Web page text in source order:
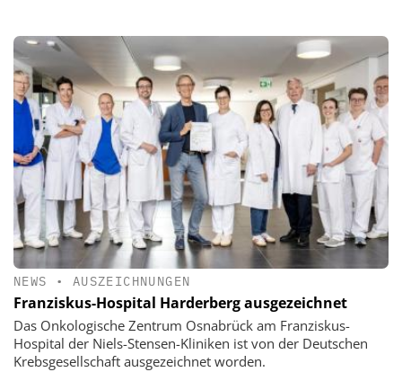
NEWS • AUSZEICHNUNGEN
Franziskus-Hospital Harderberg ausgezeichnet
Das Onkologische Zentrum Osnabrück am Franziskus-
Hospital der Niels-Stensen-Kliniken ist von der Deutschen
Krebsgesellschaft ausgezeichnet worden.